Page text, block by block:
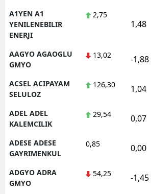
A1YEN A1
YENILENEBILIR
ENERJI
2,75
1,48
AAGYO AGAOGLU
GMYO
13,02 -1,88
ACSEL ACIPAYAM
SELULOZ
126,30 1,04
ADEL ADEL
KALEMCILIK
29,54 0,07
ADESE ADESE
GAYRIMENKUL
0,85 0,00
ADGYO ADRA
GMYO
54,25 -1,45